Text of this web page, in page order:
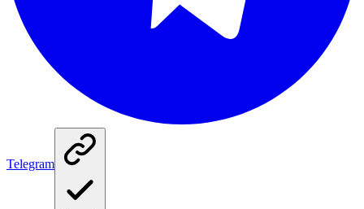
Telegram